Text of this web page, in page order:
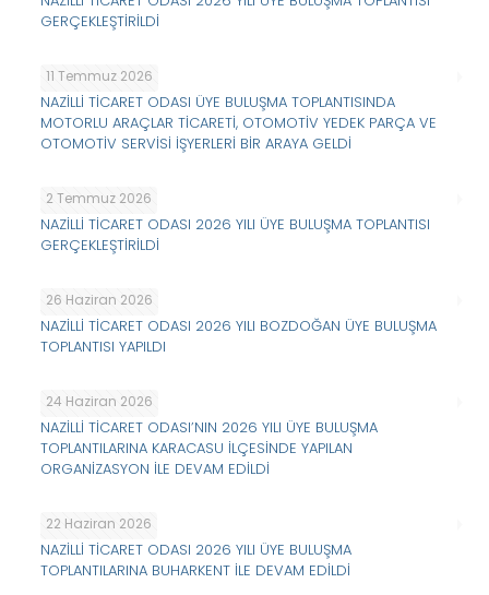
GERÇEKLEŞTİRİLDİ
11 Temmuz 2026
NAZİLLİ TİCARET ODASI ÜYE BULUŞMA TOPLANTISINDA
MOTORLU ARAÇLAR TİCARETİ, OTOMOTİV YEDEK PARÇA VE
OTOMOTİV SERVİSİ İŞYERLERİ BİR ARAYA GELDİ
2 Temmuz 2026
NAZİLLİ TİCARET ODASI 2026 YILI ÜYE BULUŞMA TOPLANTISI
GERÇEKLEŞTİRİLDİ
26 Haziran 2026
NAZİLLİ TİCARET ODASI 2026 YILI BOZDOĞAN ÜYE BULUŞMA
TOPLANTISI YAPILDI
24 Haziran 2026
NAZİLLİ TİCARET ODASI’NIN 2026 YILI ÜYE BULUŞMA
TOPLANTILARINA KARACASU İLÇESİNDE YAPILAN
ORGANİZASYON İLE DEVAM EDİLDİ
22 Haziran 2026
NAZİLLİ TİCARET ODASI 2026 YILI ÜYE BULUŞMA
TOPLANTILARINA BUHARKENT İLE DEVAM EDİLDİ